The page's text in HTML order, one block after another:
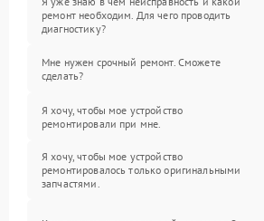
ремонт необходим. Для чего проводить
диагностику?
Мне нужен срочный ремонт. Сможете
сделать?
Я хочу, чтобы мое устройство
ремонтировали при мне.
Я хочу, чтобы мое устройство
ремонтировалось только оригинальными
запчастями.